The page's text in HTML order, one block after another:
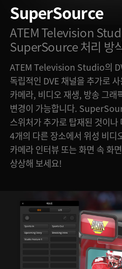
SuperSource
ATEM Television
SuperSource 처리 방
ATEM Television Studio의
독립적인 DVE 채널을 추가로
카메라, 비디오 재생, 방송 그래
변경이 가능합니다.
스위처가 추가로 탑재된 것이나
4개의 다른 장소에서 위성 비디
카메라 인터뷰 또는 화면 속 화
상상해 보세요!